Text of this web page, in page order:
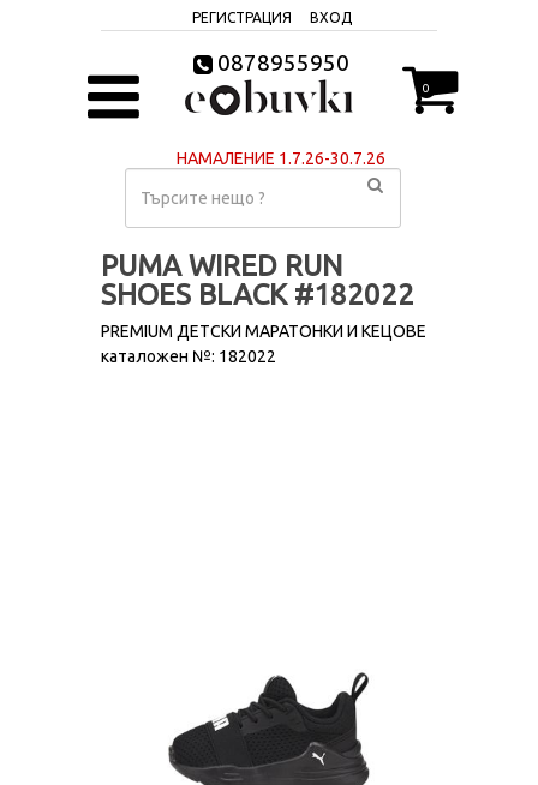
РЕГИСТРАЦИЯ ВХОД
0878955950
0
НАМАЛЕНИЕ 1.7.26-30.7.26
PUMA WIRED RUN
SHOES BLACK #182022
PREMIUM ДЕТСКИ МАРАТОНКИ И КЕЦОВЕ
каталожен №: 182022